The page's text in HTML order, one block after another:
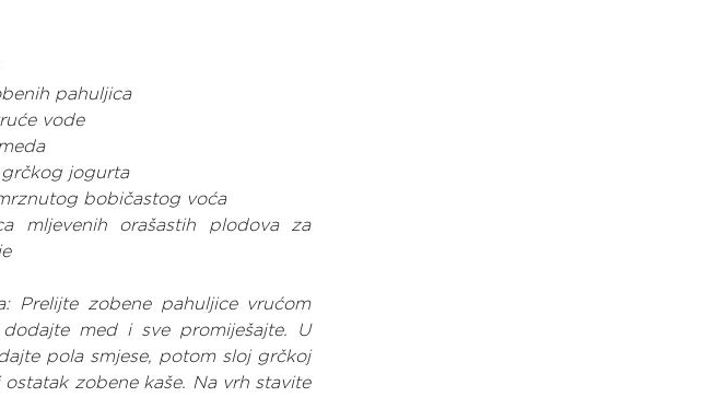
pahuljica
vode
grčkog jogurta
bobičastog voća
mljevenih orašastih plodova za
Prelijte zobene pahuljice vrućom
med i sve promiješajte. U
pola smjese, potom sloj grčkoj
zobene kaše. Na vrh stavite